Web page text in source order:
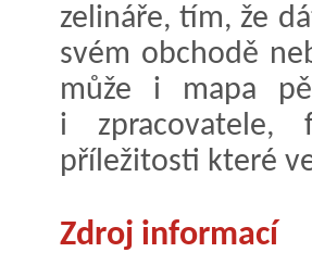
zelináře, tím, že
svém obchodě
může i mapa
i zpracovatele,
příležitosti které
Zdroj informací